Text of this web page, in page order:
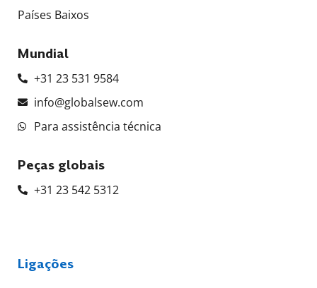
Países Baixos
Mundial
+31 23 531 9584
info@globalsew.com
Para assistência técnica
Peças globais
+31 23 542 5312
Ligações